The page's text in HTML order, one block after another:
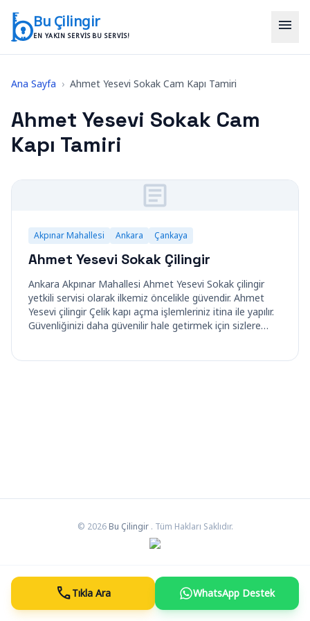
Bu Çilingir
EN YAKIN SERVIS BU SERVIS!
menu
Ana Sayfa › Ahmet Yesevi Sokak Cam Kapı Tamiri
Ahmet Yesevi Sokak Cam
Kapı Tamiri
Akpınar Mahallesi Ankara Çankaya
Ahmet Yesevi Sokak Çilingir
Ankara Akpınar Mahallesi Ahmet Yesevi Sokak çilingir
yetkili servisi olarak ilkemiz öncelikle güvendir. Ahmet
Yesevi çilingir Çelik kapı açma işlemleriniz itina ile yapılır.
Güvenliğinizi daha güvenilir hale getirmek için sizlere…
© 2026 Bu Çilingir . Tüm Hakları Saklıdır.
callTıkla Ara WhatsApp Destek